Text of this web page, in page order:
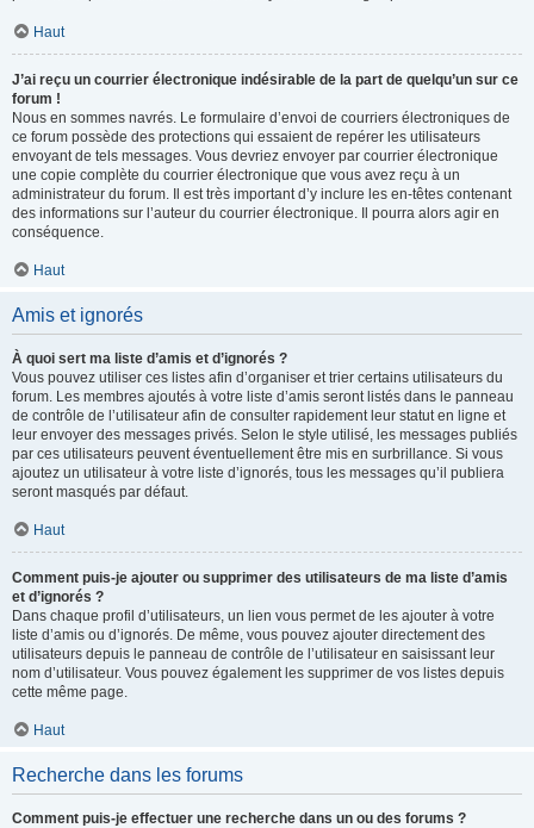
Haut
J’ai reçu un courrier électronique indésirable de la part de quelqu’un sur ce
forum !
Nous en sommes navrés. Le formulaire d’envoi de courriers électroniques de
ce forum possède des protections qui essaient de repérer les utilisateurs
envoyant de tels messages. Vous devriez envoyer par courrier électronique
une copie complète du courrier électronique que vous avez reçu à un
administrateur du forum. Il est très important d’y inclure les en-têtes contenant
des informations sur l’auteur du courrier électronique. Il pourra alors agir en
conséquence.
Haut
Amis et ignorés
À quoi sert ma liste d’amis et d’ignorés ?
Vous pouvez utiliser ces listes afin d’organiser et trier certains utilisateurs du
forum. Les membres ajoutés à votre liste d’amis seront listés dans le panneau
de contrôle de l’utilisateur afin de consulter rapidement leur statut en ligne et
leur envoyer des messages privés. Selon le style utilisé, les messages publiés
par ces utilisateurs peuvent éventuellement être mis en surbrillance. Si vous
ajoutez un utilisateur à votre liste d’ignorés, tous les messages qu’il publiera
seront masqués par défaut.
Haut
Comment puis-je ajouter ou supprimer des utilisateurs de ma liste d’amis
et d’ignorés ?
Dans chaque profil d’utilisateurs, un lien vous permet de les ajouter à votre
liste d’amis ou d’ignorés. De même, vous pouvez ajouter directement des
utilisateurs depuis le panneau de contrôle de l’utilisateur en saisissant leur
nom d’utilisateur. Vous pouvez également les supprimer de vos listes depuis
cette même page.
Haut
Recherche dans les forums
Comment puis-je effectuer une recherche dans un ou des forums ?